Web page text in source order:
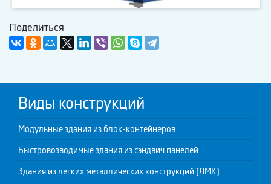
Поделиться
Виды конструкций
Модульные здания из блок-контейнеров
Быстровозводимые здания из сэндвич панелей
Здания из легких металлических конструкций (ЛМК)